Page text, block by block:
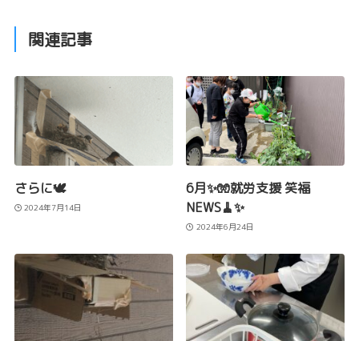
関連記事
さらに🕊️
2024年7月14日
6月✨🧤就労支援 笑福
NEWS🧹✨
2024年6月24日